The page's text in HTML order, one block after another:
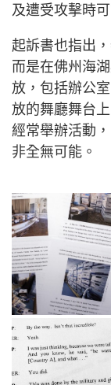
及遭受攻擊時
起訴書也指出
而是在佛州海
放，包括辦公
放的舞廳舞台
經常舉辦活動
非全無可能。